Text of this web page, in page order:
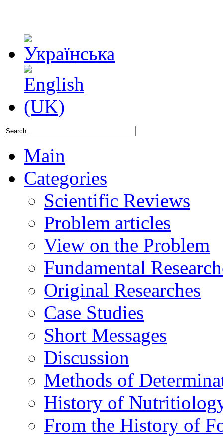
Main
Categories
Scientific Reviews
Problem articles
View on the Problem
Fundamental
Original Researches
Case Studies
Short Messages
Discussion
Methods of
History of
From the History of